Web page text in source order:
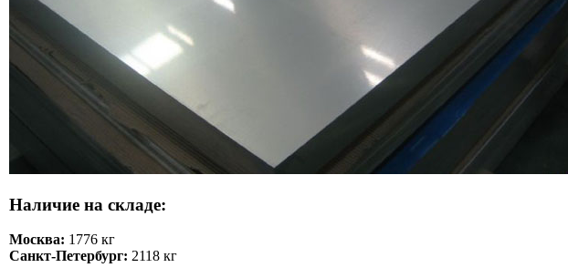
Наличие на складе:
Москва: 1776 кг
Санкт-Петербург: 2118 кг